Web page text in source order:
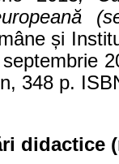
și
348 p.
didactice